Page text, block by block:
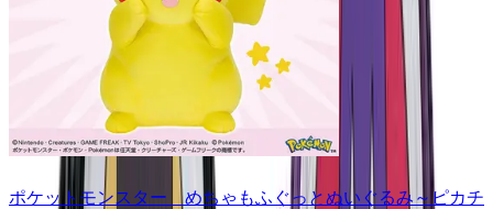
ポケットモンスター めちゃもふぐっとぬいぐるみ～ピカチ